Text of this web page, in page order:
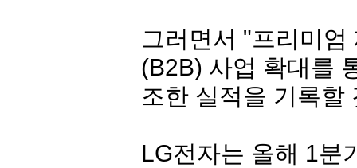
그러면서 "프리미
(B2B) 사업 확대를
조한 실적을 기록할
LG전자는 올해 1분